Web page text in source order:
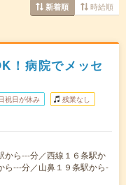
新着順 時給順
！病院でメッセ
祝日が休み 残業なし
から---分／西線１６条駅か
ら---分／山鼻１９条駅から-